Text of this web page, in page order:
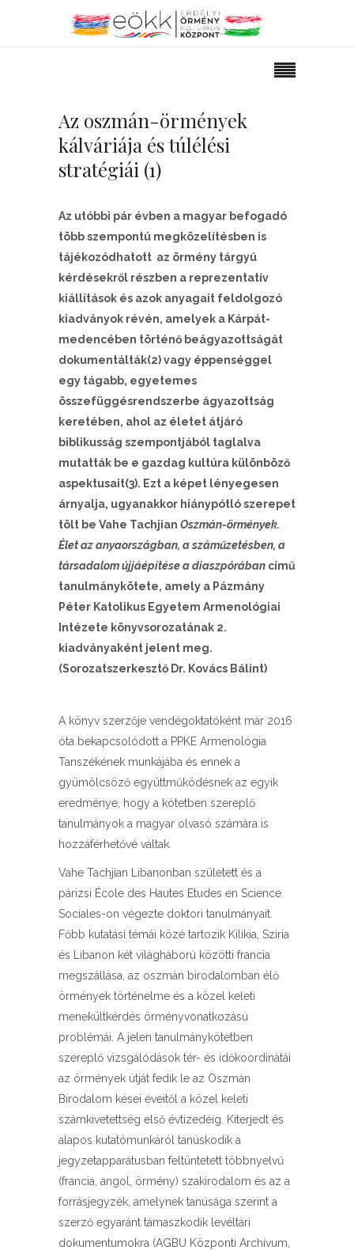
Az oszmán-örmények
kálváriája és túlélési
stratégiái (1)
Az utóbbi pár évben a magyar befogadó
több szempontú megközelítésben is
tájékozódhatott az örmény tárgyú
kérdésekről részben a reprezentatív
kiállítások és azok anyagait feldolgozó
kiadványok révén, amelyek a Kárpát-
medencében történő beágyazottságát
dokumentálták(2) vagy éppenséggel
egy tágabb, egyetemes
összefüggésrendszerbe ágyazottság
keretében, ahol az életet átjáró
biblikusság szempontjából taglalva
mutatták be e gazdag kultúra különböző
aspektusait(3). Ezt a képet lényegesen
árnyalja, ugyanakkor hiánypótló szerepet
tölt be Vahe Tachjian Oszmán-örmények.
Élet az anyaországban, a száműzetésben, a
társadalom újjáépítése a diaszpórában című
tanulmánykötete, amely a Pázmány
Péter Katolikus Egyetem Armenológiai
Intézete könyvsorozatának 2.
kiadványaként jelent meg.
(Sorozatszerkesztő Dr. Kovács Bálint)
A könyv szerzője vendégoktatóként már 2016
óta bekapcsolódott a PPKE Armenológia
Tanszékének munkájába és ennek a
gyümölcsöző együttműködésnek az egyik
eredménye, hogy a kötetben szereplő
tanulmányok a magyar olvasó számára is
hozzáférhetővé váltak.
Vahe Tachjian Libanonban született és a
párizsi École des Hautes Etudes en Science
Sociales-on végezte doktori tanulmányait.
Főbb kutatási témái közé tartozik Kilikia, Sziria
és Libanon két világháború közötti francia
megszállása, az oszmán birodalomban élő
örmények történelme és a közel keleti
menekültkérdés örményvonatkozású
problémái. A jelen tanulmánykötetben
szereplő vizsgálódások tér- és időkoordinátái
az örmények útját fedik le az Oszmán
Birodalom kései éveitől a közel keleti
számkivetettség első évtizedéig. Kiterjedt és
alapos kutatómunkáról tanúskodik a
jegyzetapparátusban feltüntetett többnyelvű
(francia, angol, örmény) szakirodalom és az a
forrásjegyzék, amelynek tanúsága szerint a
szerző egyaránt támaszkodik levéltári
dokumentumokra (AGBU Központi Archívum,